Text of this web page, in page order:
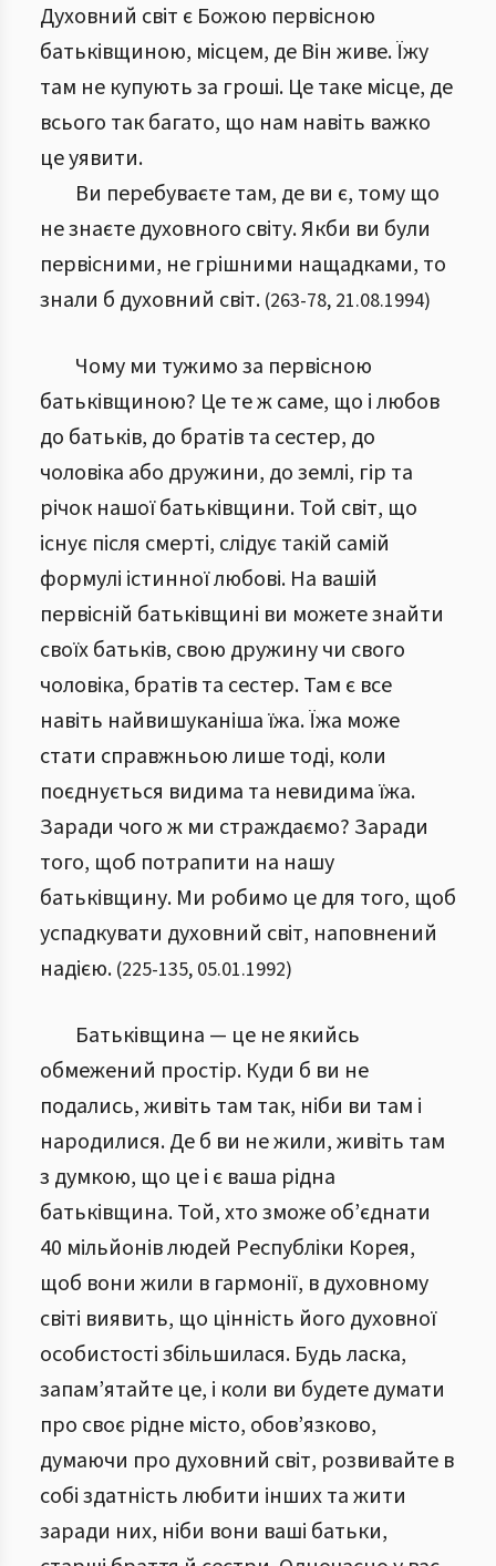
Духовний світ є Божою первісною
батьківщиною, місцем, де Він живе. Їжу
там не купують за гроші. Це таке місце, де
всього так багато, що нам навіть важко
це уявити.
Ви перебуваєте там, де ви є, тому що
не знаєте духовного світу. Якби ви були
первісними, не грішними нащадками, то
знали б духовний світ. (263-78, 21.08.1994)
Чому ми тужимо за первісною
батьківщиною? Це те ж саме, що і любов
до батьків, до братів та сестер, до
чоловіка або дружини, до землі, гір та
річок нашої батьківщини. Той світ, що
існує після смерті, слідує такій самій
формулі істинної любові. На вашій
первісній батьківщині ви можете знайти
своїх батьків, свою дружину чи свого
чоловіка, братів та сестер. Там є все
навіть найвишуканіша їжа. Їжа може
стати справжньою лише тоді, коли
поєднується видима та невидима їжа.
Заради чого ж ми страждаємо? Заради
того, щоб потрапити на нашу
батьківщину. Ми робимо це для того, щоб
успадкувати духовний світ, наповнений
надією. (225-135, 05.01.1992)
Батьківщина — це не якийсь
обмежений простір. Куди б ви не
подались, живіть там так, ніби ви там і
народилися. Де б ви не жили, живіть там
з думкою, що це і є ваша рідна
батьківщина. Той, хто зможе об’єднати
40 мільйонів людей Республіки Корея,
щоб вони жили в гармонії, в духовному
світі виявить, що цінність його духовної
особистості збільшилася. Будь ласка,
запам’ятайте це, і коли ви будете думати
про своє рідне місто, обов’язково,
думаючи про духовний світ, розвивайте в
собі здатність любити інших та жити
заради них, ніби вони ваші батьки,